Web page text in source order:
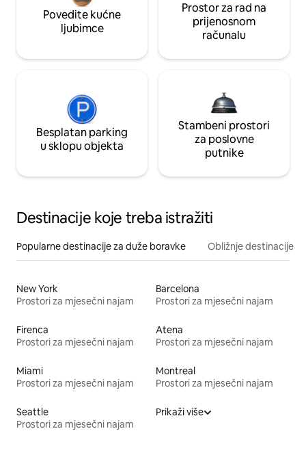
Povedite kućne
ljubimce
Prostor za rad na
prijenosnom
računalu
Besplatan parking
u sklopu objekta
Stambeni prostori
za poslovne
putnike
Destinacije koje treba istražiti
Popularne destinacije za duže boravke Obližnje destinacije
New York
Prostori za mjesečni najam
Barcelona
Prostori za mjesečni najam
Firenca
Prostori za mjesečni najam
Atena
Prostori za mjesečni najam
Miami
Prostori za mjesečni najam
Montreal
Prostori za mjesečni najam
Seattle
Prostori za mjesečni najam
Prikaži više